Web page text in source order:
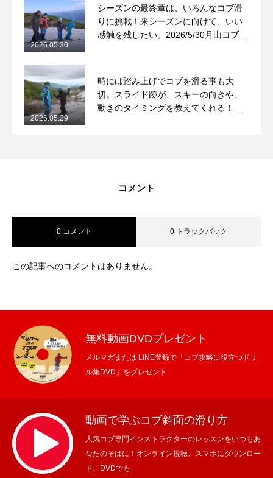
シーズンの最終章は、いろんなコブ滑
りに挑戦！来シーズンに向けて、いい
感触を残したい。2026/5/30月山コブレ
2026.05.30
時には踏み上げでコブを滑る事も大
切。スライド跡が、スキーの向きや、
動きのタイミングを教えてくれる！
2026.05.29
コメント
0 コメント 0 トラックバック
この記事へのコメントはありません。
無料動画DVDプレゼント
メルマガまたは LINE登録で「コブ攻略に役立つドリ
ル集DVD」をプレゼント
動画で学ぶコブ斜面の滑り方
人気コブ専門インストラクターのレッスンをいつもあ
なたのそばに！オンライン視聴、スマホにダウンロー
ド、DVDでも